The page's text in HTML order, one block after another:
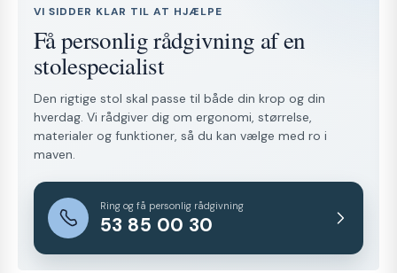
VI SIDDER KLAR TIL AT HJÆLPE
Få personlig rådgivning af en
stolespecialist
Den rigtige stol skal passe til både din krop og din
hverdag. Vi rådgiver dig om ergonomi, størrelse,
materialer og funktioner, så du kan vælge med ro i
maven.
Ring og få personlig rådgivning
53 85 00 30